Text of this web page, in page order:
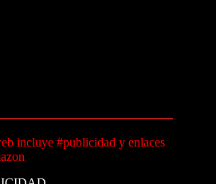
incluye #publicidad y enlaces